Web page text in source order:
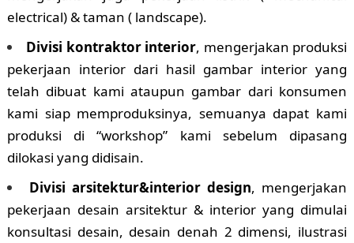
electrical) & taman ( landscape).
Divisi kontraktor interior, mengerjakan produksi
pekerjaan interior dari hasil gambar interior yang
telah dibuat kami ataupun gambar dari konsumen
kami siap memproduksinya, semuanya dapat kami
produksi di “workshop” kami sebelum dipasang
dilokasi yang didisain.
Divisi arsitektur&interior design, mengerjakan
pekerjaan desain arsitektur & interior yang dimulai
konsultasi desain, desain denah 2 dimensi, ilustrasi